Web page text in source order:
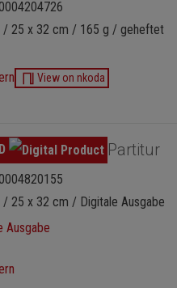
/ 25 x 32 cm / 165 g / geheftet
View on nkoda
Partitur
/ 25 x 32 cm / Digitale Ausgabe
Ausgabe